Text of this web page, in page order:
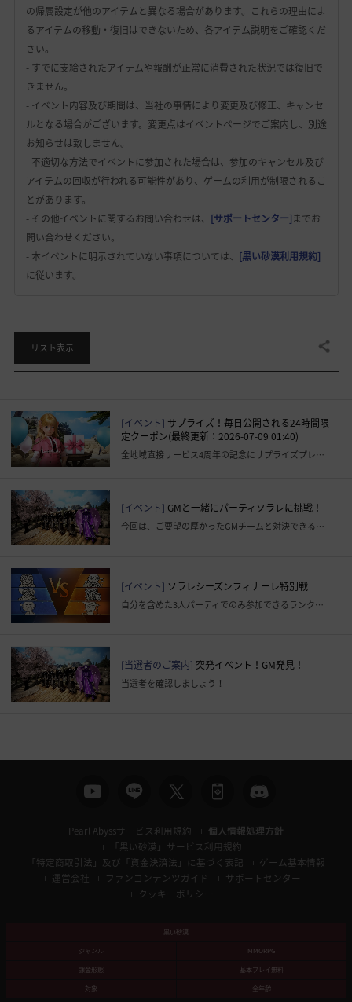
の帰属設定が他のアイテムと異なる場合があります。これらの理由によ
るアイテムの移動・復旧はできないため、各アイテム説明をご確認くだ
さい。
- すでに支給されたアイテムや報酬が正常に消費された状況では復旧で
きません。
- イベント内容及び期間は、当社の事情により変更及び修正、キャンセ
ルとなる場合がございます。変更点はイベントページでご案内し、別途
お知らせは致しません。
- 不適切な方法でイベントに参加された場合は、参加のキャンセル及び
アイテムの回収が行われる可能性があり、ゲームの利用が制限されるこ
とがあります。
- その他イベントに関するお問い合わせは、 [サポートセンター]までお
問い合わせください。
- 本イベントに明示されていない事項については、 [黒い砂漠利用規約]
に従います。
リスト表示 共有する
[イベント] サプライズ！毎日公開される24時間限
定クーポン(最終更新：2026-07-09 01:40)
全地域直接サービス4周年の記念にサプライズプレゼントを用意しました。
[イベント] GMと一緒にパーティソラレに挑戦！
今回は、ご要望の厚かったGMチームと対決できるGMイベントをご用意しました！
[イベント] ソラレシーズンフィナーレ特別戦
自分を含めた3人パーティでのみ参加できるランク対戦を楽しみましょう！
[当選者のご案内] 突発イベント！GM発見！
当選者を確認しましょう！
Pearl Abyssサービス利用規約
個人情報処理方針
「黒い砂漠」サービス利用規約
「特定商取引法」及び「資金決済法」に基づく表記
ゲーム基本情報
運営会社
ファンコンテンツガイド
サポートセンター
クッキーポリシー
黒い砂漠
ジャンル
MMORPG
課金形態
基本プレイ無料
対象
全年齢